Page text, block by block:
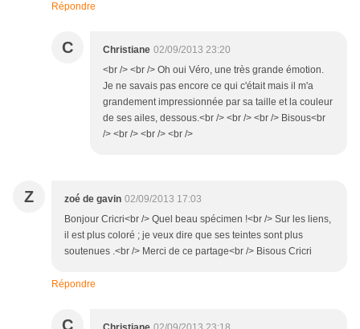
Répondre
C Christiane 02/09/2013 23:20
<br /> <br /> Oh oui Véro, une très grande émotion.
Je ne savais pas encore ce qui c'était mais il m'a
grandement impressionnée par sa taille et la couleur
de ses ailes, dessous.<br /> <br /> <br /> Bisous<br
/> <br /> <br /> <br />
Z zoé de gavin 02/09/2013 17:03
Bonjour Cricri<br /> Quel beau spécimen !<br /> Sur les liens,
il est plus coloré ; je veux dire que ses teintes sont plus
soutenues .<br /> Merci de ce partage<br /> Bisous Cricri
Répondre
C